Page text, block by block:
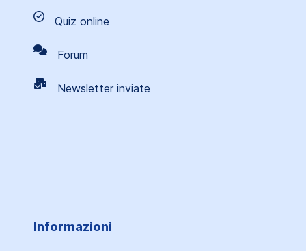
Quiz online
Forum
Newsletter inviate
Informazioni